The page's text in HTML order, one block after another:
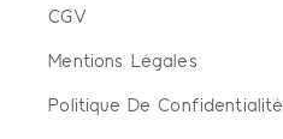
CGV
Mentions Légales
Politique De Confidentialité